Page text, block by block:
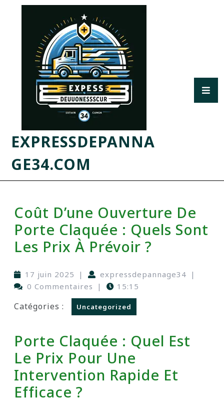
EXPRESSDEPANNA
GE34.COM
Coût D’une Ouverture De
Porte Claquée : Quels Sont
Les Prix À Prévoir ?
17 juin 2025 | expressdepannage34 |
0 Commentaires
| 15:15
Catégories : Uncategorized
Porte Claquée : Quel Est
Le Prix Pour Une
Intervention Rapide Et
Efficace ?